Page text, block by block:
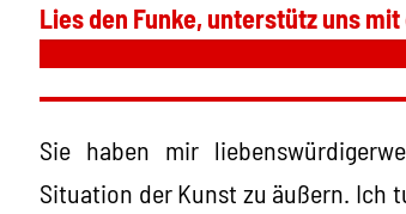
Lies den Funke, unterstütz uns
Sie haben mir
Situation der Kunst zu äußern. Ich